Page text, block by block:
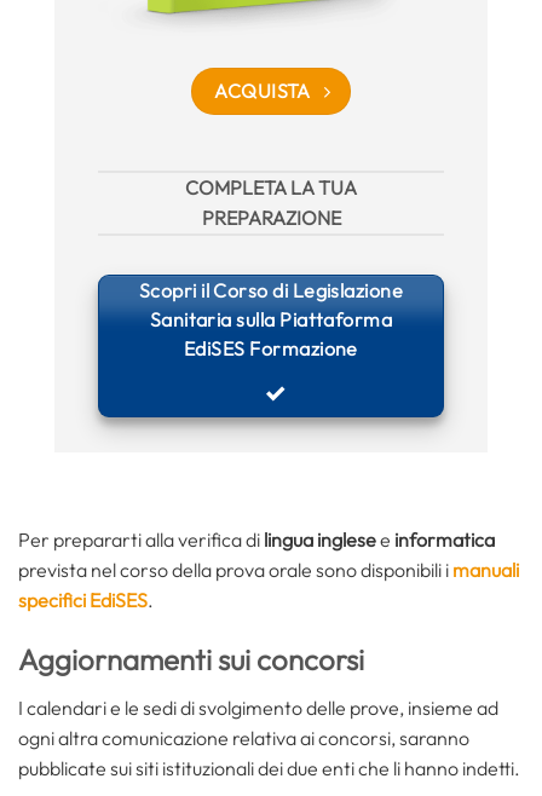
ACQUISTA
COMPLETA LA TUA
PREPARAZIONE
Scopri il Corso di Legislazione
Sanitaria sulla Piattaforma
EdiSES Formazione
Per prepararti alla verifica di lingua inglesee informatica
prevista nel corso della prova orale sono disponibili i manuali
specifici EdiSES.
Aggiornamenti sui concorsi
I calendari e le sedi di svolgimento delle prove, insieme ad
ogni altra comunicazione relativa ai concorsi, saranno
pubblicate sui siti istituzionali dei due enti che li hanno indetti.